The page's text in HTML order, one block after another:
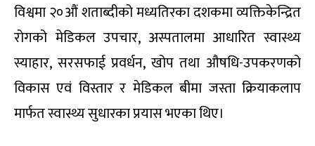
विश्वमा २०औं शताब्दीको मध्यतिरका दशकमा व्यक्तिकेन्द्रित
रोगको मेडिकल उपचार, अस्पतालमा आधारित स्वास्थ्य
स्याहार, सरसफाई प्रवर्धन, खोप तथा औषधि-उपकरणको
विकास एवं विस्तार र मेडिकल बीमा जस्ता क्रियाकलाप
मार्फत स्वास्थ्य सुधारका प्रयास भएका थिए।